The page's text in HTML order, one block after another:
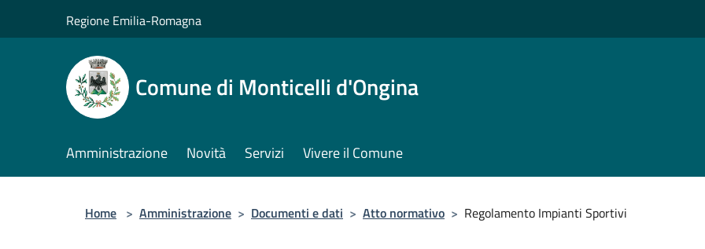
Regione Emilia-Romagna
Comune di Monticelli d'Ongina
Amministrazione Novità Servizi Vivere il Comune
Home > Amministrazione > Documenti e dati > Atto normativo > Regolamento Impianti Sportivi